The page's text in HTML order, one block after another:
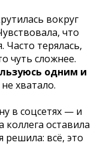
вокруг
что
Часто терялась,
чуть сложнее.
одним и
хватало.
в соцсетях — и
коллега оставила
всё, это